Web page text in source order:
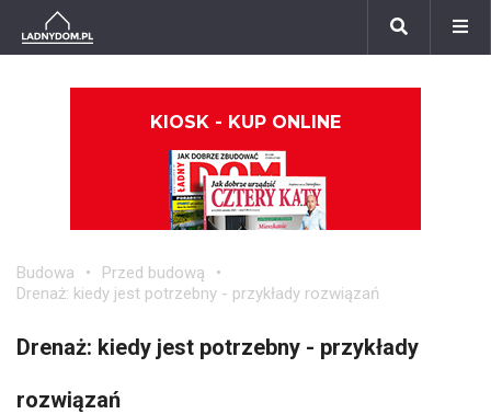
KIOSK - KUP ONLINE
Budowa
Przed budową
Drenaż: kiedy jest potrzebny - przykłady rozwiązań
Drenaż: kiedy jest potrzebny - przykłady
rozwiązań